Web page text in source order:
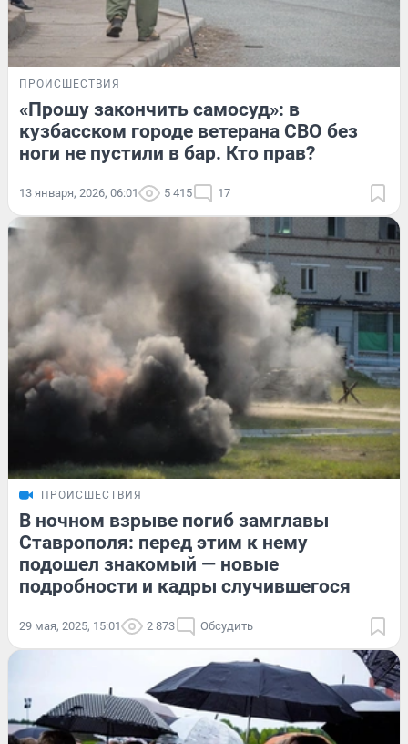
ПРОИСШЕСТВИЯ
«Прошу закончить самосуд»: в
кузбасском городе ветерана СВО без
ноги не пустили в бар. Кто прав?
13 января, 2026, 06:01 5 415 17
ПРОИСШЕСТВИЯ
В ночном взрыве погиб замглавы
Ставрополя: перед этим к нему
подошел знакомый — новые
подробности и кадры случившегося
29 мая, 2025, 15:01 2 873 Обсудить